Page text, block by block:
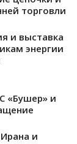
торговли
и выставка
энергии
«Бушер» и
и